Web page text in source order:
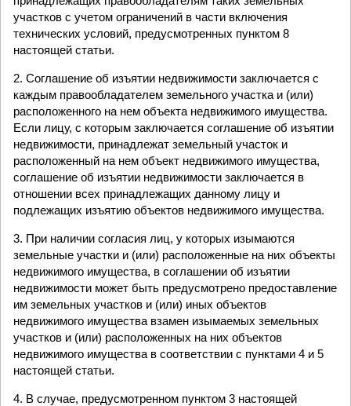
участков с учетом ограничений в части включения
технических условий, предусмотренных пунктом 8
настоящей статьи.
2. Соглашение об изъятии недвижимости заключается с
каждым правообладателем земельного участка и (или)
расположенного на нем объекта недвижимого имущества.
Если лицу, с которым заключается соглашение об изъятии
недвижимости, принадлежат земельный участок и
расположенный на нем объект недвижимого имущества,
соглашение об изъятии недвижимости заключается в
отношении всех принадлежащих данному лицу и
подлежащих изъятию объектов недвижимого имущества.
3. При наличии согласия лиц, у которых изымаются
земельные участки и (или) расположенные на них объекты
недвижимого имущества, в соглашении об изъятии
недвижимости может быть предусмотрено предоставление
им земельных участков и (или) иных объектов
недвижимого имущества взамен изымаемых земельных
участков и (или) расположенных на них объектов
недвижимого имущества в соответствии с пунктами 4 и 5
настоящей статьи.
4. В случае, предусмотренном пунктом 3 настоящей